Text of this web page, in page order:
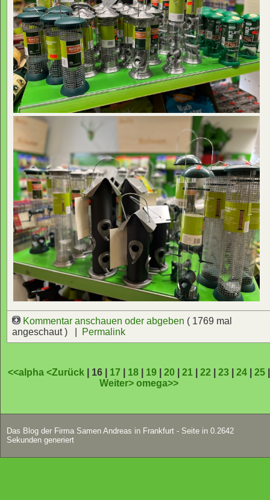
Kommentar anschauen oder abgeben ( 1769 mal
angeschaut ) |
Permalink
<<alpha<Zurück | 16 | 17 18 19 |20 |21 |22 |23 |24 |25
Weiter>omega>>
Das Blog der Firma Samen Andreas in Frankfurt - Seite in 0.2642
Sekunden generiert